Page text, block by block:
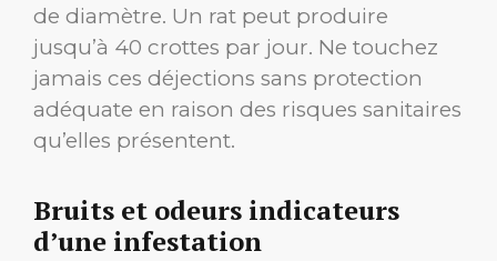
de diamètre. Un rat peut produire
jusqu’à 40 crottes par jour. Ne touchez
jamais ces déjections sans protection
adéquate en raison des risques sanitaires
qu’elles présentent.
Bruits et odeurs indicateurs
d’une infestation